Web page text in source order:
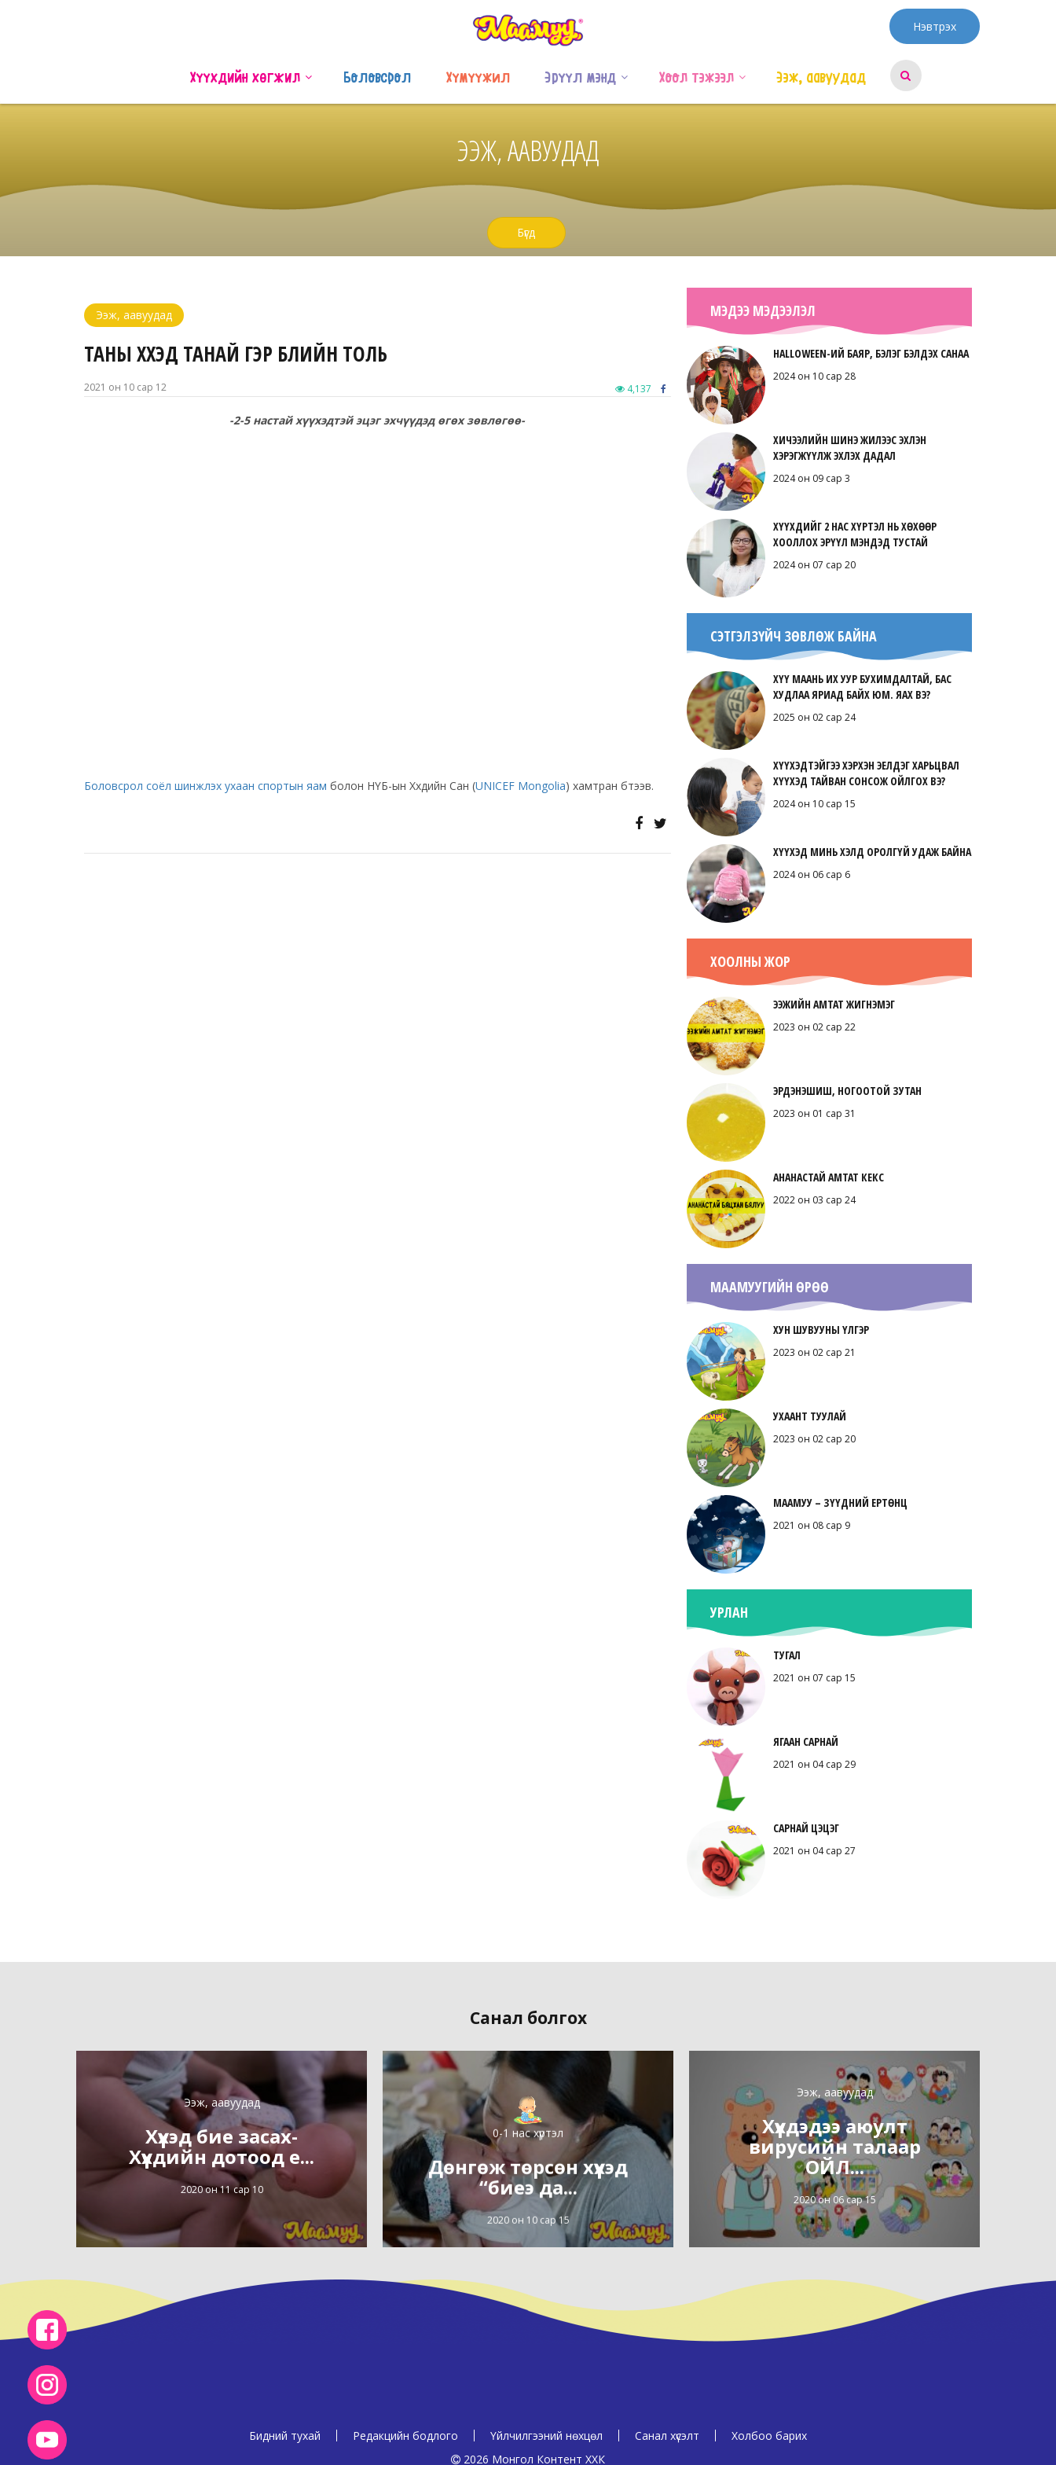
Нэвтрэх
Хүүхдийн хөгжил Боловсрол Хүмүүжил Эрүүл мэнд Хоол тэжээл Ээж, аавуудад
ЭЭЖ, ААВУУДАД
Бүгд
Ээж, аавуудад
ТАНЫ ХҮҮХЭД ТАНАЙ ГЭР БҮЛИЙН ТОЛЬ
2021 он 10 сар 12 4,137
-2-5 настай хүүхэдтэй эцэг эхчүүдэд өгөх зөвлөгөө-
Боловсрол соёл шинжлэх ухаан спортын яам болон НҮБ-ын Хүүхдийн Сан (UNICEF Mongolia) хамтран бүтээв.
МЭДЭЭ МЭДЭЭЛЭЛ
HALLOWEEN-ИЙ БАЯР, БЭЛЭГ БЭЛДЭХ САНАА
2024 он 10 сар 28
ХИЧЭЭЛИЙН ШИНЭ ЖИЛЭЭС ЭХЛЭН
ХЭРЭГЖҮҮЛЖ ЭХЛЭХ ДАДАЛ
2024 он 09 сар 3
ХҮҮХДИЙГ 2 НАС ХҮРТЭЛ НЬ ХӨХӨӨР
ХООЛЛОХ ЭРҮҮЛ МЭНДЭД ТУСТАЙ
2024 он 07 сар 20
СЭТГЭЛЗҮЙЧ ЗӨВЛӨЖ БАЙНА
ХҮҮ МААНЬ ИХ УУР БУХИМДАЛТАЙ, БАС
ХУДЛАА ЯРИАД БАЙХ ЮМ. ЯАХ ВЭ?
2025 он 02 сар 24
ХҮҮХЭДТЭЙГЭЭ ХЭРХЭН ЭЕЛДЭГ ХАРЬЦВАЛ
ХҮҮХЭД ТАЙВАН СОНСОЖ ОЙЛГОХ ВЭ?
2024 он 10 сар 15
ХҮҮХЭД МИНЬ ХЭЛД ОРОЛГҮЙ УДАЖ БАЙНА
2024 он 06 сар 6
ХООЛНЫ ЖОР
ЭЭЖИЙН АМТАТ ЖИГНЭМЭГ
2023 он 02 сар 22
ЭРДЭНЭШИШ, НОГООТОЙ ЗУТАН
2023 он 01 сар 31
АНАНАСТАЙ АМТАТ КЕКС
2022 он 03 сар 24
МААМУУГИЙН ӨРӨӨ
ХУН ШУВУУНЫ ҮЛГЭР
2023 он 02 сар 21
УХААНТ ТУУЛАЙ
2023 он 02 сар 20
МААМУУ – ЗҮҮДНИЙ ЕРТӨНЦ
2021 он 08 сар 9
УРЛАН
ТУГАЛ
2021 он 07 сар 15
ЯГААН САРНАЙ
2021 он 04 сар 29
САРНАЙ ЦЭЦЭГ
2021 он 04 сар 27
Санал болгох
Ээж, аавуудад
Хүүхэд бие засах-
Хүүхдийн дотоод е...
2020 он 11 сар 10
0-1 нас хүртэл
Дөнгөж төрсөн хүүхэд
“биеэ да...
2020 он 10 сар 15
Ээж, аавуудад
Хүүхдэдээ аюулт
вирусийн талаар
ОЙЛ...
2020 он 06 сар 15
Бидний тухай Редакцийн бодлого Үйлчилгээний нөхцөл Санал хүсэлт
Холбоо барих
2026 Монгол Контент ХХК